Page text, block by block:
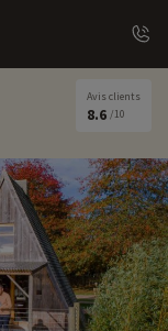
Avis clients
8.6 /10